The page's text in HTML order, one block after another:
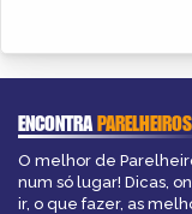
ENCONTRAPARELHEIROS
O melhor de
num só lugar! Dicas,
ir, o que fazer, as